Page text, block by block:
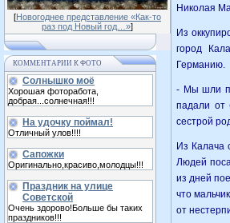
[Новогоднее представление «Как-то
раз под Новый год…»]
КОММЕНТАРИИ К ФОТО
Солнышко моё
Хорошая фоторабота,
добрая...солнечная!!!
На удочку поймал!
Отличный улов!!!!
Сапожки
Оригинально,красиво,молодцы!!!
Праздник на улице
Советской
Очень здорово!Больше бы таких
праздников!!!
Николая
Из
город
Германию.
- Мы шли
падали от
сестрой
Из Калача
Людей
из дней
что
от